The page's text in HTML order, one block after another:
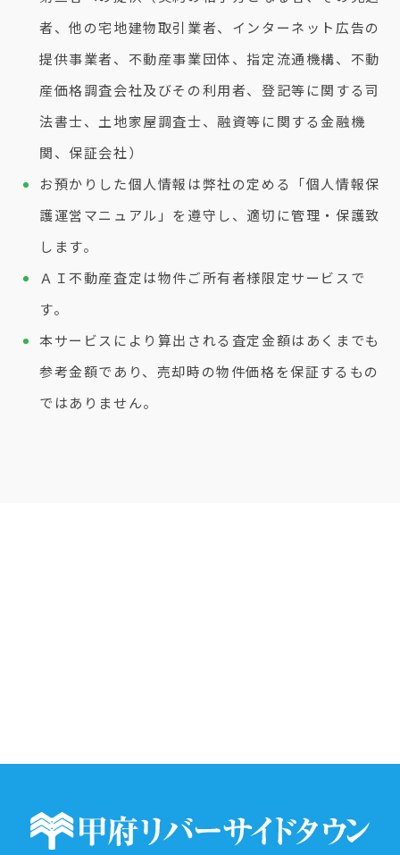
者、他の宅地建物取引業者、インターネット広告の
提供事業者、不動産事業団体、指定流通機構、不動
産価格調査会社及びその利用者、登記等に関する司
法書士、土地家屋調査士、融資等に関する金融機
関、保証会社）
お預かりした個人情報は弊社の定める「個人情報保
護運営マニュアル」を遵守し、適切に管理・保護致
します。
ＡＩ不動産査定は物件ご所有者様限定サービスで
す。
本サービスにより算出される査定金額はあくまでも
参考金額であり、売却時の物件価格を保証するもの
ではありません。